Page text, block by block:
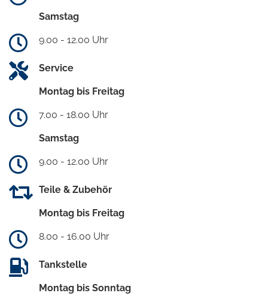
Samstag
9.00 - 12.00 Uhr
Service
Montag bis Freitag
7.00 - 18.00 Uhr
Samstag
9.00 - 12.00 Uhr
Teile & Zubehör
Montag bis Freitag
8.00 - 16.00 Uhr
Tankstelle
Montag bis Sonntag